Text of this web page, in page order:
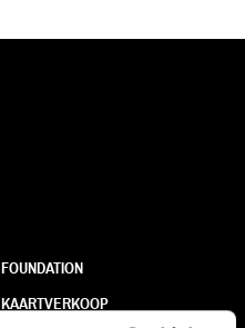
FOUNDATION
KAARTVERKOOP